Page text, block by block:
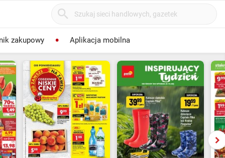
zakupowy Aplikacja mobilna